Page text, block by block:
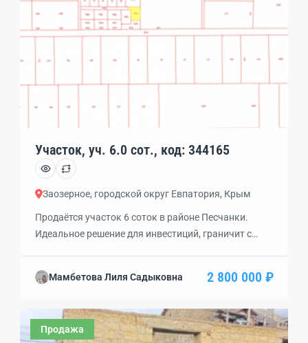
ворота. По границе расположены гараж (30 кв.м)
Участок, уч. 6.0 сот., код: 344165
Заозерное, городской округ Евпатория, Крым
Продаётся участок 6 соток в районе Песчанки.
Идеальное решение для инвестиций, граничит с
вспомогательного вида разрешённого
проведено. До моря — около 1 км. Категория
земель: земли населённых пунктов. Разрешённое
Мамбетова Лиля Садыковна 2 800 000 ₽
Продажа